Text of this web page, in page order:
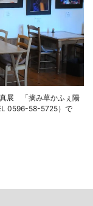
展 「摘み草かふぇ陽
0596-58-5725）で